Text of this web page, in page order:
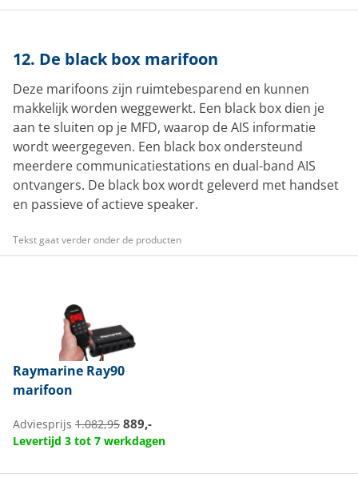
12. De black box marifoon
Deze marifoons zijn ruimtebesparend en kunnen
makkelijk worden weggewerkt. Een black box dien je
aan te sluiten op je MFD, waarop de AIS informatie
wordt weergegeven. Een black box ondersteund
meerdere communicatiestations en dual-band AIS
ontvangers. De black box wordt geleverd met handset
en passieve of actieve speaker.
Tekst gaat verder onder de producten
Raymarine Ray90
marifoon
Adviesprijs 1.082,95 889,-
Levertijd 3 tot 7 werkdagen